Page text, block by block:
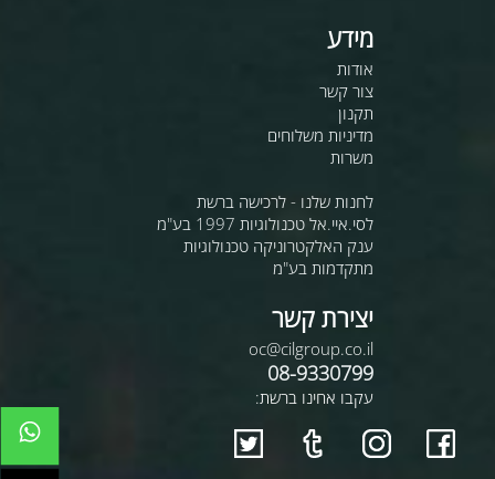
מידע
אודות
צור קשר
תקנון
מדיניות משלוחים
משרות
לחנות שלנו - לרכישה ברשת
לסי.איי.אל טכנולוגיות 1997 בע"מ
ענק האלקטרוניקה טכנולוגיות
מתקדמות בע"מ
יצירת קשר
oc@cilgroup.co.il
08-9330799
עקבו אחינו ברשת: